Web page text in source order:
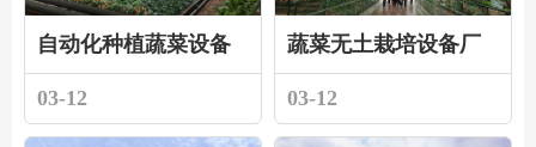
自动化种植蔬菜设备
作为一种新兴的科技
产品
03-12
蔬菜无土栽培设备厂
家有哪些
03-12